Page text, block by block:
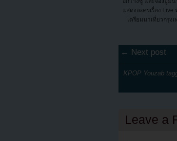
แสดงละครเรื่อง Live
เตรียมมาเที่ยวกรุงเ
← Next post
KPOP Youzab
Leave a